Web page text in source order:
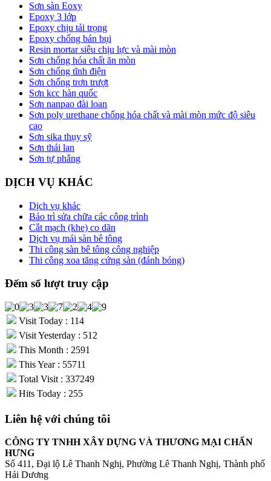
Sơn sàn Eoxy
Epoxy 3 lớp
Epoxy chịu tải trọng
Epoxy chống bán bụi
Resin mortar siêu chịu lực và mài mòn
Sơn chống hóa chất ăn mòn
Sơn chống tĩnh điện
Sơn chống trơn trượt
Sơn kcc hàn quốc
Sơn nanpao đài loan
Sơn poly urethane chống hóa chất và mài mòn mức độ siêu
cao
Sơn sika thụy sỹ
Sơn thái lan
Sơn tự phẳng
DỊCH VỤ KHÁC
Dịch vụ khác
Bảo trì sửa chữa các công trình
Cắt mạch (khe) co dãn
Dịch vụ mái sàn bê tông
Thi công sàn bê tông công nghiệp
Thi công xoa tăng cứng sàn (đánh bóng)
Đếm số lượt truy cập
Visit Today : 114
Visit Yesterday : 512
This Month : 2591
This Year : 55711
Total Visit : 337249
Hits Today : 255
Liên hệ với chúng tôi
CÔNG TY TNHH XÂY DỰNG VÀ THƯƠNG MẠI CHẤN
HƯNG
Số 411, Đại lộ Lê Thanh Nghị, Phường Lê Thanh Nghị, Thành phố
Hải Dương